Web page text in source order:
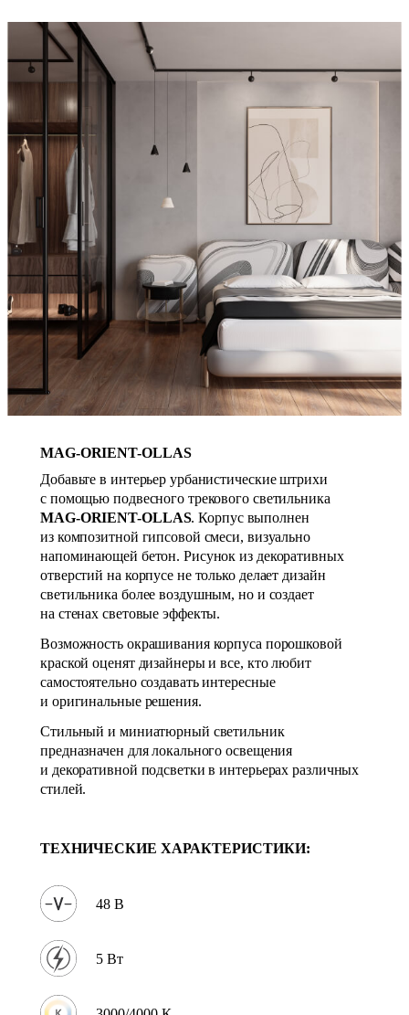
MAG-ORIENT-OLLAS
Добавьте в интерьер урбанистические штрихи
с помощью подвесного трекового светильника
MAG-ORIENT-OLLAS. Корпус выполнен
из композитной гипсовой смеси, визуально
напоминающей бетон. Рисунок из декоративных
отверстий на корпусе не только делает дизайн
светильника более воздушным, но и создает
на стенах световые эффекты.
Возможность окрашивания корпуса порошковой
краской оценят дизайнеры и все, кто любит
самостоятельно создавать интересные
и оригинальные решения.
Стильный и миниатюрный светильник
предназначен для локального освещения
и декоративной подсветки в интерьерах различных
стилей.
ТЕХНИЧЕСКИЕ ХАРАКТЕРИСТИКИ:
48 В
5 Вт